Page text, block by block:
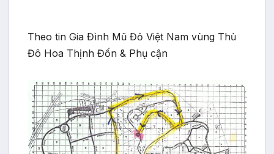
Theo tin Gia Đình Mũ Đỏ Việt Nam vùng Thủ
Đô Hoa Thịnh Đốn & Phụ cận